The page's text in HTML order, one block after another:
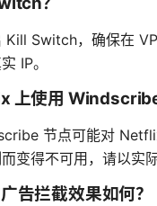
Kill Switch，确保在
IP。
上使用 Windscribe
节点可能对
变得不可用，请以实
告拦截效果如何？